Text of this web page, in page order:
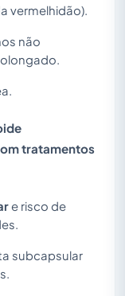
vermelhidão).
não
tratamentos
e risco de
subcapsular